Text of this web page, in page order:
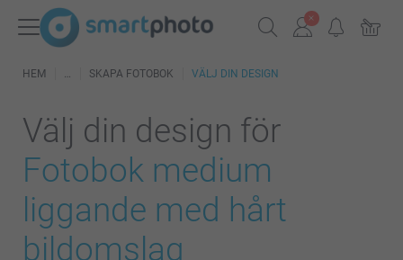
HEM SKAPA FOTOBOK VÄLJ DIN DESIGN
Välj din design för
Fotobok medium
liggande med hårt
bildomslag